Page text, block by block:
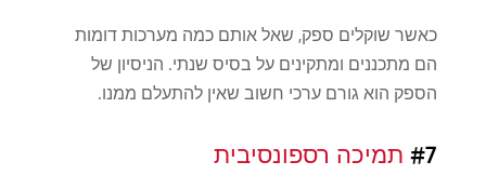
כאשר שוקלים ספק, שאל אותם כמה מערכות דומות
הם מתכננים ומתקינים על בסיס שנתי. הניסיון של
הספק הוא גורם ערכי חשוב שאין להתעלם ממנו.
#7תמיכה רספונסיבית